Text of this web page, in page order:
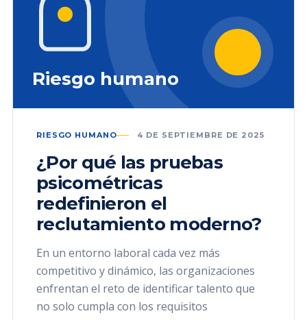
Riesgo humano
RIESGO HUMANO 4 DE SEPTIEMBRE DE 2025
¿Por qué las pruebas
psicométricas
redefinieron el
reclutamiento moderno?
En un entorno laboral cada vez más
competitivo y dinámico, las organizaciones
enfrentan el reto de identificar talento que
no solo cumpla con los requisitos